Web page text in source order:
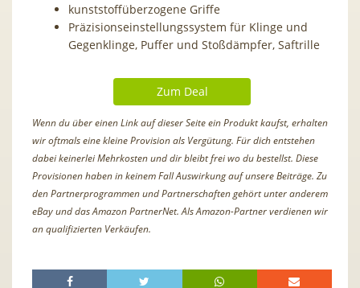
kunststoffüberzogene Griffe
Präzisionseinstellungssystem für Klinge und
Gegenklinge, Puffer und Stoßdämpfer, Saftrille
Zum Deal
Wenn du über einen Link auf dieser Seite ein Produkt kaufst, erhalten
wir oftmals eine kleine Provision als Vergütung. Für dich entstehen
dabei keinerlei Mehrkosten und dir bleibt frei wo du bestellst. Diese
Provisionen haben in keinem Fall Auswirkung auf unsere Beiträge. Zu
den Partnerprogrammen und Partnerschaften gehört unter anderem
eBay und das Amazon PartnerNet. Als Amazon-Partner verdienen wir
an qualifizierten Verkäufen.